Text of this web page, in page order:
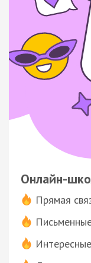
Онлайн-
Прямая